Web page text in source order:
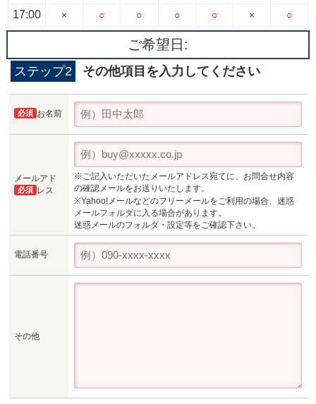
17:00
×
○
○
○
○
×
○
ご希望日:
ステップ2 その他項目を入力してください
お名前
必須
メールアド
レス
必須
※ご記入いただいたメールアドレス宛てに、お問合せ内容
の確認メールをお送りいたします。
※Yahoo!メールなどのフリーメールをご利用の場合、迷惑
メールフォルダに入る場合があります。
迷惑メールのフォルダ・設定等をご確認下さい。
電話番号
その他